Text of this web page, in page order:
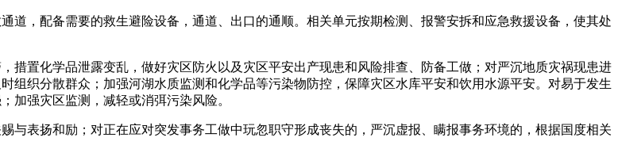
，配备需要的救生避险设备，通道、出口的通顺。相关单元按期检测、报警安拆和应急救援设备，使其处
置化学品泄露变乱，做好灾区防火以及灾区平安出产现患和风险排查、防备工做；对严沉地质灾祸现患进
组织分散群众；加强河湖水质监测和化学品等污染物防控，保障灾区水库平安和饮用水源平安。对易于发生
加强灾区监测，减轻或消弭污染风险。
表扬和励；对正在应对突发事务工做中玩忽职守形成丧失的，严沉虚报、瞒报事务环境的，根据国度相关